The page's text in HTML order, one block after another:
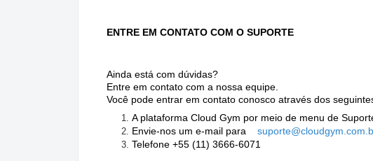
ENTRE EM CONTATO COM O SUPORTE
Ainda está com dúvidas?
Entre em contato com a nossa equipe.
Você pode entrar em contato conosco através dos
A plataforma Cloud Gym por meio de menu de
Envie-nos um e-mail para suporte@cloudgym.com
Telefone +55 (11) 3666-6071